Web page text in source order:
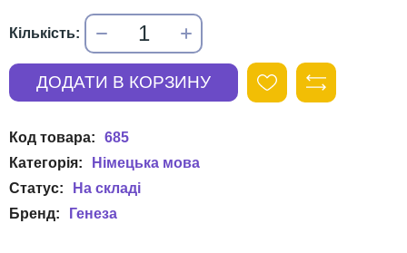
685
Німецька мова
Генеза